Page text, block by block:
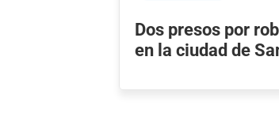
Dos presos por
en la ciudad de